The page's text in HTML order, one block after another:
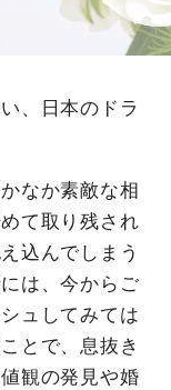
、日本のドラ
なか素敵な相
て取り残され
込んでしまう
は、今からご
ュしてみては
とで、息抜き
観の発見や婚